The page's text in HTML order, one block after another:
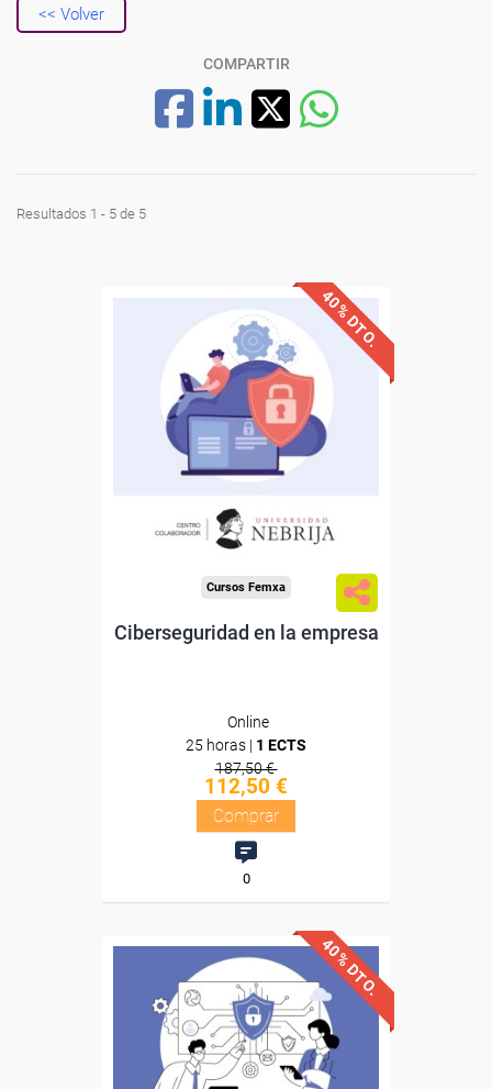
<< Volver
COMPARTIR
Resultados 1 - 5 de 5
40% DTO.
Descuentos especiales
Sin requisitos de acceso
Doble titulación
Compra segura
Cursos Femxa
Ciberseguridad en la empresa
Online
25 horas | 1 ECTS
187,50 €
112,50 €
Comprar
0
40% DTO.
Descuentos especiales
Sin requisitos de acceso